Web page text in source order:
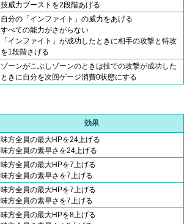
技威力ブーストを2段階あげる
自分の「インファイト」の威力をあげる
すべての能力がさがらない
「インファイト」が成功したときに相手の攻撃と特攻
を1段階さげる
ゾーンがこぶしゾーンのときは技での攻撃が成功した
ときに自分を次回ゲージ消費0状態にする
効果
味方全員の最大HPを24上げる
味方全員の素早さを24上げる
味方全員の最大HPを7上げる
味方全員の素早さを7上げる
味方全員の最大HPを7上げる
味方全員の素早さを7上げる
味方全員の最大HPを8上げる